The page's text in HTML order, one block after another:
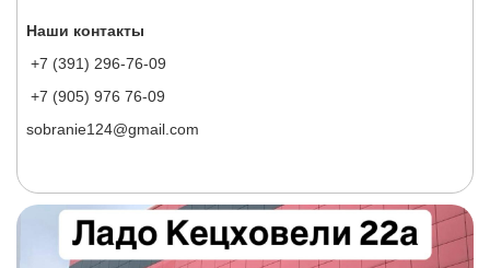
Наши контакты
+7 (391) 296-76-09
+7 (905) 976 76-09
sobranie124@gmail.com